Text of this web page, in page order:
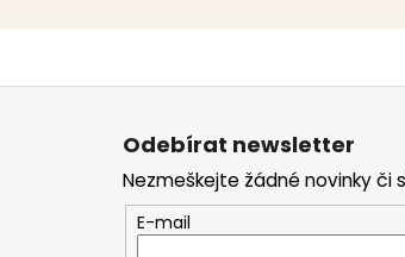
Z
Odebírat newsletter
Nezmeškejte žádné novinky či
E-mail